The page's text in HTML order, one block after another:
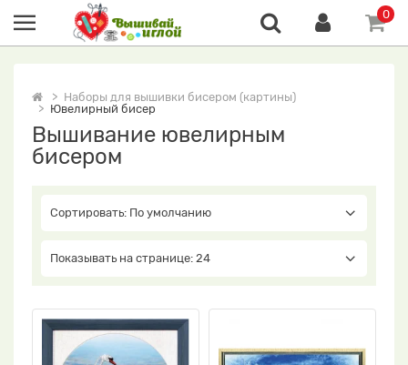
0
Наборы для вышивки бисером (картины)
Ювелирный бисер
Вышивание ювелирным
бисером
Сортировать: По умолчанию
Показывать на странице: 24